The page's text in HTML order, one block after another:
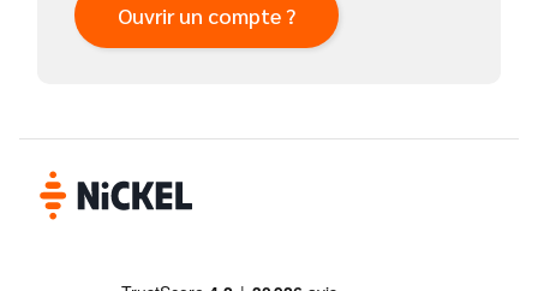
Ouvrir un compte ?